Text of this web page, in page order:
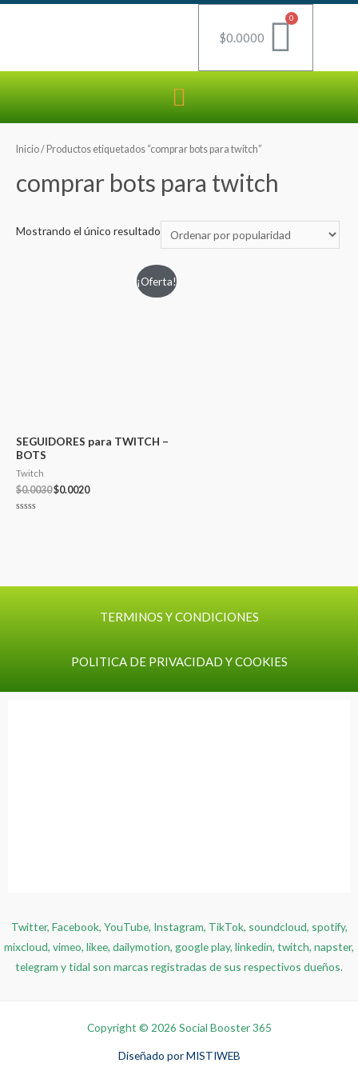
$0.0000
Inicio/ Productos etiquetados “comprar bots para twitch”
comprar bots para twitch
Mostrando el único resultado
¡Oferta!
SEGUIDORES para TWITCH –
BOTS
Twitch
$0.0030$0.0020
TERMINOS Y CONDICIONES
POLITICA DE PRIVACIDAD Y COOKIES
Twitter, Facebook, YouTube, Instagram, TikTok, soundcloud, spotify,
mixcloud, vimeo, likee, dailymotion, google play, linkedin, twitch, napster,
telegram y tidal son marcas registradas de sus respectivos dueños.
Copyright © 2026 Social Booster 365
Diseñado porMISTIWEB